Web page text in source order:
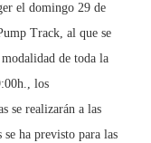
el domingo 29 de
Track, al que se
de toda la
los
se realizarán a las
ha previsto para las